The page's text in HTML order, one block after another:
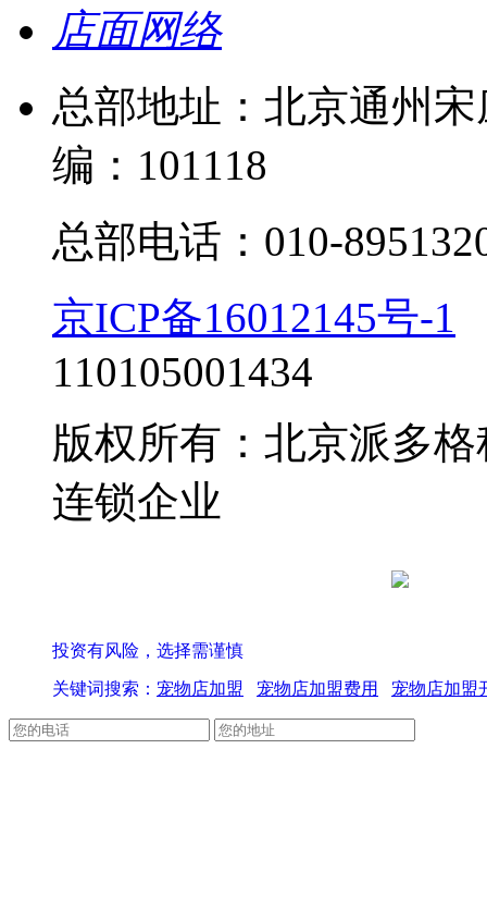
店面网络
总部地址：北京通州
编：101118
总部电话：010-
京ICP备16012145号-1
110105001434
版权所有：北京派多
连锁企业
投资有风险，选择需谨慎
关键词搜索： 宠物店加盟 宠物店加盟费用 宠物店加盟